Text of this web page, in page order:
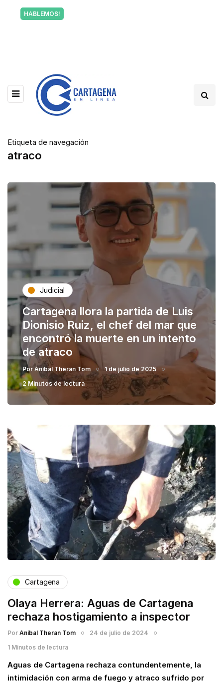
HABLEMOS!
Etiqueta de navegación
atraco
Judicial
Cartagena llora la partida de Luis
Dionisio Ruiz, el chef del mar que
encontró la muerte en un intento
de atraco
PorAnibal Theran Tom
1 de julio de 2025
2 Minutos de lectura
Cartagena
Olaya Herrera: Aguas de Cartagena
rechaza hostigamiento a inspector
Por Anibal Theran Tom
24 de julio de 2024
1 Minutos de lectura
Aguas de Cartagena rechaza contundentemente, la
intimidación con arma de fuego y atraco sufrido por